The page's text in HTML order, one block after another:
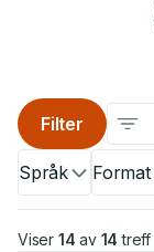
Språk Format
Filter
Viser 14 av 14 treff